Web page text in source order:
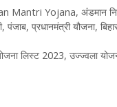
Mantri Yojana, अंडमान
, पंजाब, प्रधानमंत्री यौजना,
लिस्ट 2023, उज्ज्वला